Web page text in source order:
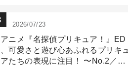
2026/07/23
アニメ『名探偵プリキュア！』ED
、可愛さと遊び心あふれるプリキュ
アたちの表現に注目！ 〜No.2／モ